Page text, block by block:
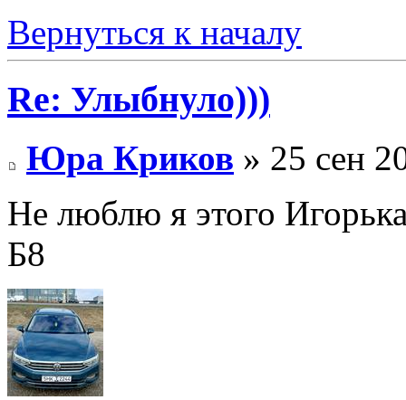
Вернуться к началу
Re: Улыбнуло)))
Юра Криков » 25 сен
Не люблю я этого
Б8